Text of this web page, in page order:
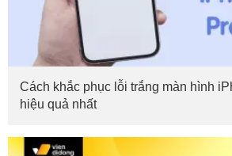
Cách khắc phục lỗi trắng màn hình
hiệu quả nhất